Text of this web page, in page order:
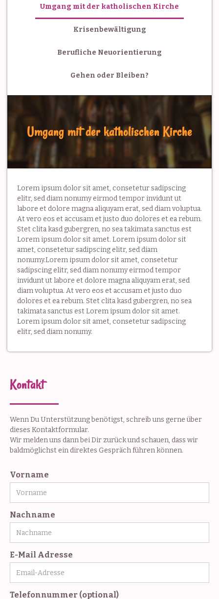
Umgang mit der katholischen Kirche
Krisenbewältigung
Berufliche Neuorientierung
Gehen oder Bleiben?
Umgang mit der katholischen Kirche
Lorem ipsum dolor sit amet, consetetur sadipscing
elitr, sed diam nonumy eirmod tempor invidunt ut
labore et dolore magna aliquyam erat, sed diam voluptua.
At vero eos et accusam et justo duo dolores et ea rebum.
Stet clita kasd gubergren, no sea takimata sanctus est
Lorem ipsum dolor sit amet. Lorem ipsum dolor sit
amet, consetetur sadipscing elitr, sed diam
nonumy.Lorem ipsum dolor sit amet, consetetur
sadipscing elitr, sed diam nonumy eirmod tempor
invidunt ut labore et dolore magna aliquyam erat, sed
diam voluptua. At vero eos et accusam et justo duo
dolores et ea rebum. Stet clita kasd gubergren, no sea
takimata sanctus est Lorem ipsum dolor sit amet.
Lorem ipsum dolor sit amet, consetetur sadipscing
elitr, sed diam nonumy.
Kontakt
Wenn Du Unterstützung benötigst, schreib uns gerne über
dieses Kontaktformular.
Wir melden uns dann bei Dir zurück und schauen, dass wir
baldmöglichst ein direktes Gespräch führen können.
Vorname
Nachname
E-Mail Adresse
Telefonnummer (optional)